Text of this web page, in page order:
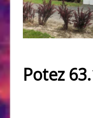
Potez